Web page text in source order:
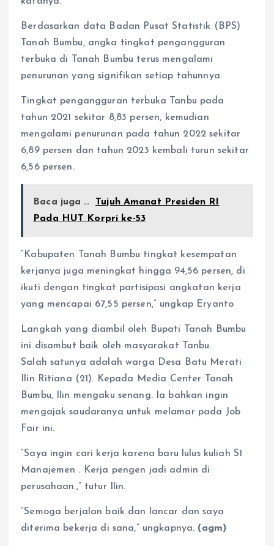
Berdasarkan data Badan Pusat Statistik (BPS)
Tanah Bumbu, angka tingkat pengangguran
terbuka di Tanah Bumbu terus mengalami
penurunan yang signifikan setiap tahunnya.
Tingkat pengangguran terbuka Tanbu pada
tahun 2021 sekitar 8,83 persen, kemudian
mengalami penurunan pada tahun 2022 sekitar
6,89 persen dan tahun 2023 kembali turun sekitar
6,56 persen.
Baca juga ..
Tujuh Amanat Presiden RI
Pada HUT Korpri ke-53
“Kabupaten Tanah Bumbu tingkat kesempatan
kerjanya juga meningkat hingga 94,56 persen, di
ikuti dengan tingkat partisipasi angkatan kerja
yang mencapai 67,55 persen,” ungkap Eryanto
Langkah yang diambil oleh Bupati Tanah Bumbu
ini disambut baik oleh masyarakat Tanbu.
Salah satunya adalah warga Desa Batu Merati
Ilin Ritiana (21). Kepada Media Center Tanah
Bumbu, Ilin mengaku senang. Ia bahkan ingin
mengajak saudaranya untuk melamar pada Job
Fair ini.
“Saya ingin cari kerja karena baru lulus kuliah S1
Manajemen . Kerja pengen jadi admin di
perusahaan.,” tutur Ilin.
“Semoga berjalan baik dan lancar dan saya
diterima bekerja di sana,” ungkapnya. (agm)